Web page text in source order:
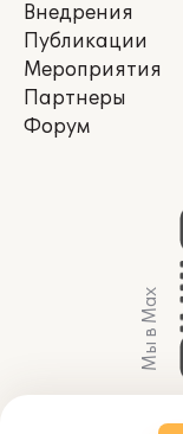
Внедрения
Публикации
Мероприятия
Партнеры
Форум
Мы в Max